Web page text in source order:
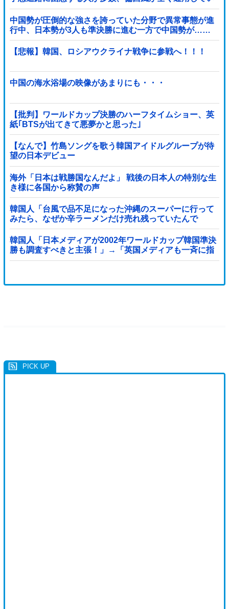
ないんだけど……
中国勢が圧倒的な強さを誇っていた分野で異常事態が進
行中、日本勢が3人も準決勝に進む一方で中国勢が……
【悲報】韓国、ロシアウクライナ戦争に参戦へ！！！
中国の海水浴場の映像があまりにも・・・
【批判】ワールドカップ決勝のハーフタイムショー、英
紙｢BTSが出てきて悪夢かと思った｣
【なんで】竹島ソングを歌う韓国アイドルグループが待
望の日本デビュー
海外「日本は戦勝国なんだよ」 戦後の日本人の特別な生
き様に各国から称賛の声
韓国人「台風で品不足になった沖縄のスーパーに行って
みたら、なぜか辛ラーメンだけ売れ残っていたんで
す…」
韓国人「日本メディアが2002年ワールドカップ韓国準決
勝も調査すべきと主張！」→「英国メディアも一斉に指
摘‥」